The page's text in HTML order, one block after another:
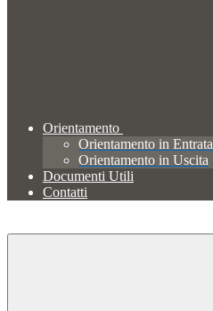
Orientamento
Orientamento in Entrata
Orientamento in Uscita
Documenti Utili
Contatti